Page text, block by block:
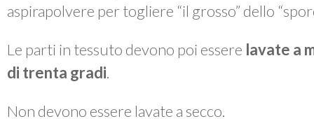
aspirapolvere per togliere “il grosso” dello
Le parti in tessuto devono poi essere lavate a
di trenta gradi.
Non devono essere lavate a secco.